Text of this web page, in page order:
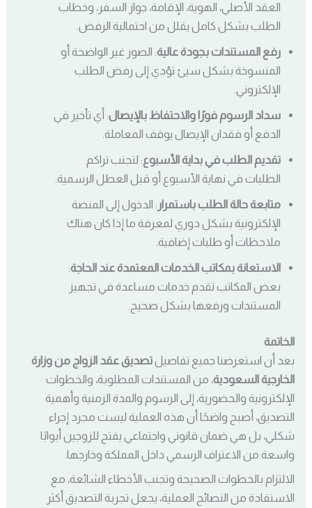
العقد الأصلي، الهوية، الإقامة، جواز السفر، وخطاب
الطلب بشكل كامل يقلل من احتمالية الرفض.
رفع المستندات بجودة عالية: الصور غير الواضحة أو
المنسوخة بشكل سيئ تؤدي إلى رفض الطلب
الإلكتروني.
سداد الرسوم فورًا والاحتفاظ بالإيصال: أي تأخير في
الدفع أو فقدان الإيصال يوقف المعاملة.
تقديم الطلب في بداية الأسبوع: لتجنب تراكم
الطلبات في نهاية الأسبوع أو قبل العطل الرسمية.
متابعة حالة الطلب باستمرار : الدخول إلى المنصة
الإلكترونية بشكل دوري لمعرفة ما إذا كان هناك
ملاحظات أو طلبات إضافية.
الاستعانة بمكاتب الخدمات المعتمدة عند الحاجة:
بعض المكاتب تقدم خدمات مساعدة في تجهيز
المستندات ورفعها بشكل صحيح.
الخاتمة
بعد أن استعرضنا جميع تفاصيلتصديق عقد الزواج من وزارة
الخارجية السعودية، من المستندات المطلوبة، والخطوات
الإلكترونية والحضورية، إلى الرسوم والمدة الزمنية وأهمية
التصديق، أصبح واضحًا أن هذه العملية ليست مجرد إجراء
شكلي، بل هي ضمان قانوني واجتماعي يفتح للزوجين أبوابًا
واسعة من الاعتراف الرسمي داخل المملكة وخارجها.
الالتزام بالخطوات الصحيحة وتجنب الأخطاء الشائعة، مع
الاستفادة من النصائح العملية، يجعل تجربة التصديق أكثر